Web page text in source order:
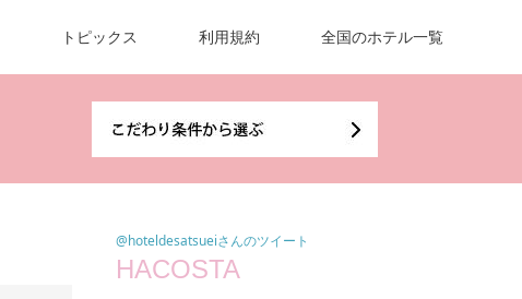
トピックス 利用規約 全国のホテル一覧
@hoteldesatsueiさんのツイート
HACOSTA